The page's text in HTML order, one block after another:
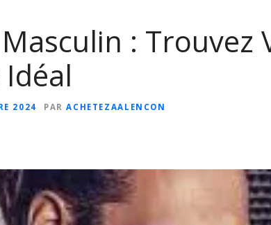
: Trouvez
2024 PAR ACHETEZAALENCON